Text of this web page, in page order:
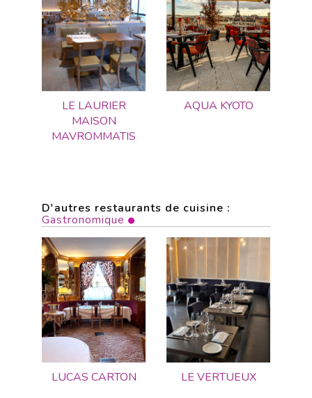
LE LAURIER
MAISON
MAVROMMATIS
AQUA KYOTO
D'autres restaurants de cuisine :
Gastronomique
LUCAS CARTON LE VERTUEUX